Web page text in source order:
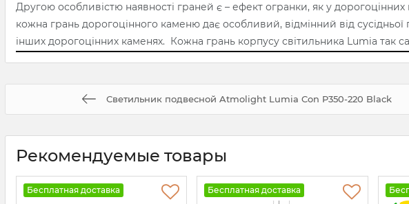
Другою особливістю наявності граней є – ефект огранки, як у
кожна грань дорогоцінного каменю дає особливий, відмінний від сусідньої
інших дорогоцінних каменях. Кожна грань корпусу світильника Lumia так
Светильник подвесной Atmolight Lumia Con P350-220 Black
Рекомендуемые товары
Бесплатная доставка Бесплатная доставка